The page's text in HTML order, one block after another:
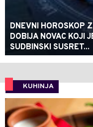
DNEVNI HOROSKOP
DOBIJA NOVAC KOJI
SUDBINSKI SUSRET...
KUHINJA